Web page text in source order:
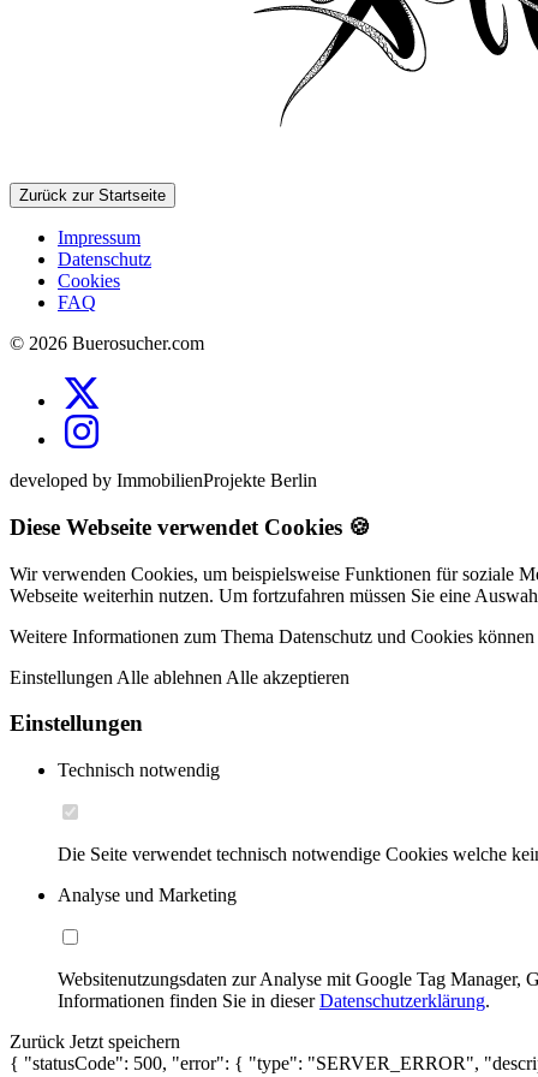
Zurück zur Startseite
Impressum
Datenschutz
Cookies
FAQ
© 2026 Buerosucher.com
developed by ImmobilienProjekte Berlin
Diese Webseite verwendet Cookies 🍪
Wir verwenden Cookies, um beispielsweise Funktionen für soziale
Webseite weiterhin nutzen. Um fortzufahren müssen Sie eine
Weitere Informationen zum Thema Datenschutz und Cookies
Einstellungen Alle ablehnen Alle akzeptieren
Einstellungen
Technisch notwendig
Die Seite verwendet technisch notwendige Cookies welche
Analyse und Marketing
Websitenutzungsdaten zur Analyse mit Google Tag
Informationen finden Sie in dieserDatenschutzerklärung.
Zurück Jetzt speichern
{ "statusCode": 500, "error": { "type": "SERVER_ERROR",